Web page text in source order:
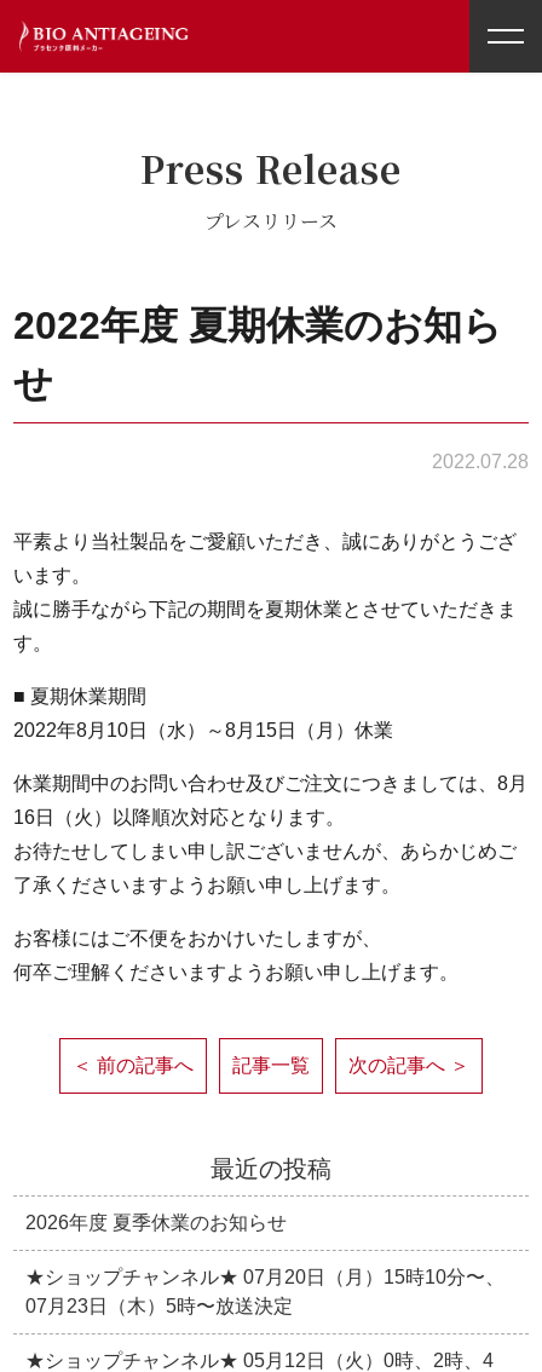
Press Release
プレスリリース
2022年度 夏期休業のお知ら
せ
2022.07.28
平素より当社製品をご愛顧いただき、誠にありがとうござ
います。
誠に勝手ながら下記の期間を夏期休業とさせていただきま
す。
■ 夏期休業期間
2022年8月10日（水）～8月15日（月）休業
休業期間中のお問い合わせ及びご注文につきましては、8月
16日（火）以降順次対応となります。
お待たせしてしまい申し訳ございませんが、あらかじめご
了承くださいますようお願い申し上げます。
お客様にはご不便をおかけいたしますが、
何卒ご理解くださいますようお願い申し上げます。
＜ 前の記事へ 記事一覧 次の記事へ ＞
最近の投稿
2026年度 夏季休業のお知らせ
★ショップチャンネル★ 07月20日（月）15時10分〜、
07月23日（木）5時〜放送決定
★ショップチャンネル★ 05月12日（火）0時、2時、4